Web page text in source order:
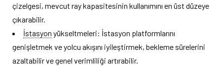
çizelgesi, mevcut ray kapasitesinin kullanımını en üst düzeye
çıkarabilir.
İstasyon yükseltmeleri: İstasyon platformlarını
genişletmek ve yolcu akışını iyileştirmek, bekleme sürelerini
azaltabilir ve genel verimliliği artırabilir.